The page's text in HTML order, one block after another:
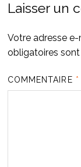
Laisser un
Votre adresse
obligatoires
COMMENTAIRE *